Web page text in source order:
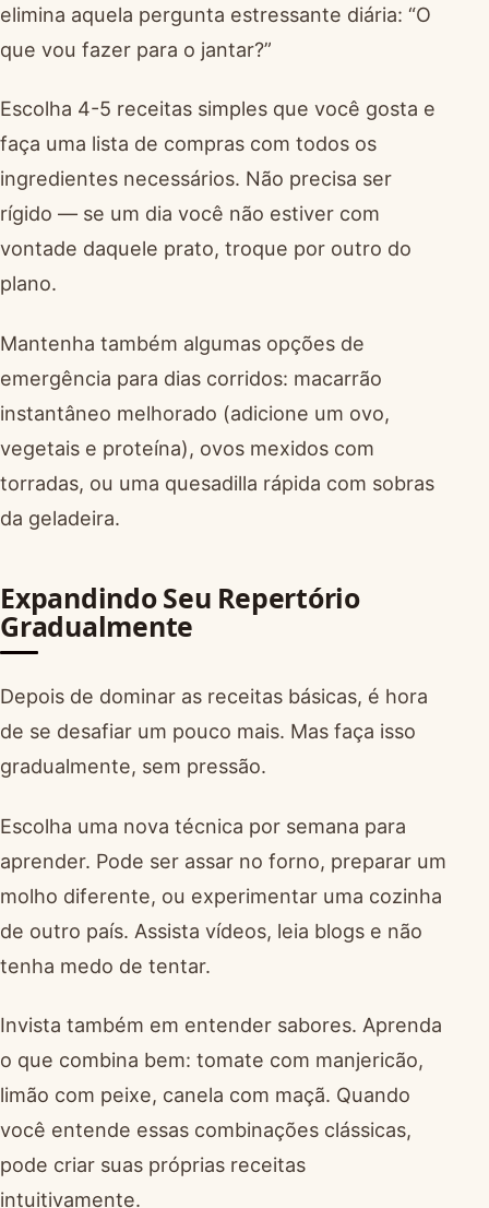
elimina aquela pergunta estressante diária: “O
que vou fazer para o jantar?”
Escolha 4-5 receitas simples que você gosta e
faça uma lista de compras com todos os
ingredientes necessários. Não precisa ser
rígido — se um dia você não estiver com
vontade daquele prato, troque por outro do
plano.
Mantenha também algumas opções de
emergência para dias corridos: macarrão
instantâneo melhorado (adicione um ovo,
vegetais e proteína), ovos mexidos com
torradas, ou uma quesadilla rápida com sobras
da geladeira.
Expandindo Seu Repertório
Gradualmente
Depois de dominar as receitas básicas, é hora
de se desafiar um pouco mais. Mas faça isso
gradualmente, sem pressão.
Escolha uma nova técnica por semana para
aprender. Pode ser assar no forno, preparar um
molho diferente, ou experimentar uma cozinha
de outro país. Assista vídeos, leia blogs e não
tenha medo de tentar.
Invista também em entender sabores. Aprenda
o que combina bem: tomate com manjericão,
limão com peixe, canela com maçã. Quando
você entende essas combinações clássicas,
pode criar suas próprias receitas
intuitivamente.